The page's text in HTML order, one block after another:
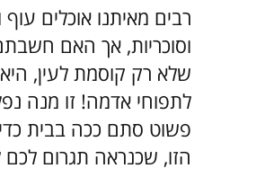
ממרח אריסה - 1 כף
דבש- 1 כפית
רבים מאיתנו אוכלים
וסוכריות, אך האם
שלא רק קוסמת לעין,
לתפוחי אדמה! זו מנה
פשוט סתם ככה בבית
הזו, שכנראה תגרום